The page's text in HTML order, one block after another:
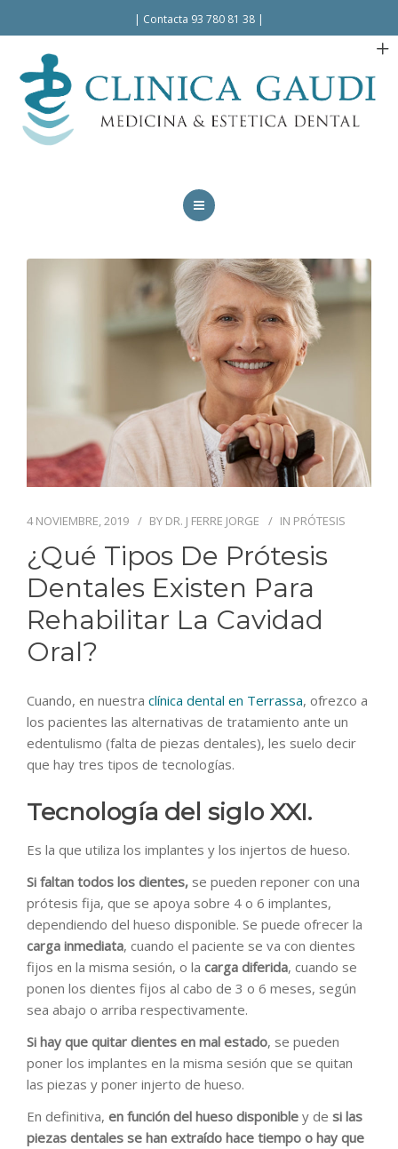
| Contacta 93 780 81 38 |
CONTACTO
4 NOVIEMBRE, 2019 BY DR. J FERRE JORGE IN PRÓTESIS
¿Qué Tipos De Prótesis
Dentales Existen Para
Rehabilitar La Cavidad
Oral?
Cuando, en nuestra clínica dental en Terrassa, ofrezco a
los pacientes las alternativas de tratamiento ante un
edentulismo (falta de piezas dentales), les suelo decir
que hay tres tipos de tecnologías.
Tecnología del siglo XXI.
Es la que utiliza los implantes y los injertos de hueso.
Si faltan todos los dientes, se pueden reponer con una
prótesis fija, que se apoya sobre 4 o 6 implantes,
dependiendo del hueso disponible. Se puede ofrecer la
carga inmediata, cuando el paciente se va con dientes
fijos en la misma sesión, o la carga diferida, cuando se
ponen los dientes fijos al cabo de 3 o 6 meses, según
sea abajo o arriba respectivamente.
Si hay que quitar dientes en mal estado, se pueden
poner los implantes en la misma sesión que se quitan
las piezas y poner injerto de hueso.
En definitiva, en función del hueso disponible y de si las
piezas dentales se han extraído hace tiempo o hay que